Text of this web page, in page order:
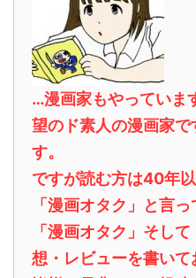
…漫画家もやっていま
望のド素人の漫画家
す。
ですが読む方は40年
「漫画オタク」と言
「漫画オタク」そし
想・レビューを書いて